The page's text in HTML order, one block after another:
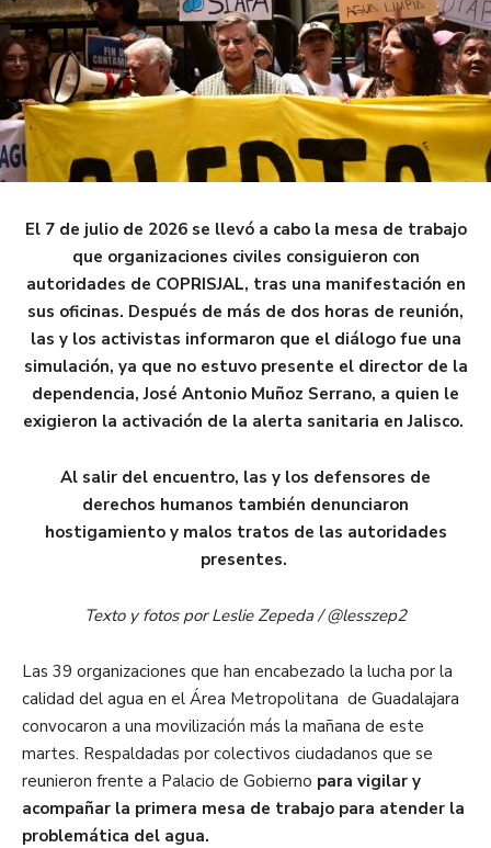
El 7 de julio de 2026 se llevó a cabo la mesa de trabajo
que organizaciones civiles consiguieron con
autoridades de COPRISJAL, tras una manifestación en
sus oficinas. Después de más de dos horas de reunión,
las y los activistas informaron que el diálogo fue una
simulación, ya que no estuvo presente el director de la
dependencia, José Antonio Muñoz Serrano, a quien le
exigieron la activación de la alerta sanitaria en Jalisco.
Al salir del encuentro, las y los defensores de
derechos humanos también denunciaron
hostigamiento y malos tratos de las autoridades
presentes.
Texto y fotos por Leslie Zepeda / @lesszep2
Las 39 organizaciones que han encabezado la lucha por la
calidad del agua en el Área Metropolitana de Guadalajara
convocaron a una movilización más la mañana de este
martes. Respaldadas por colectivos ciudadanos que se
reunieron frente a Palacio de Gobierno para vigilar y
acompañar la primera mesa de trabajo para atender la
problemática del agua.